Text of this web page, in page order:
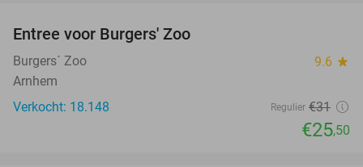
Entree voor Burgers' Zoo
Burgers´ Zoo 9.6 star
Arnhem
Verkocht: 18.148
Regulier €31
€25,50